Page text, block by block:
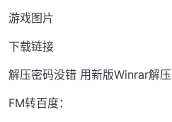
游戏图片
下载链接
解压密码没错 用新版Winrar解压
FM转百度：